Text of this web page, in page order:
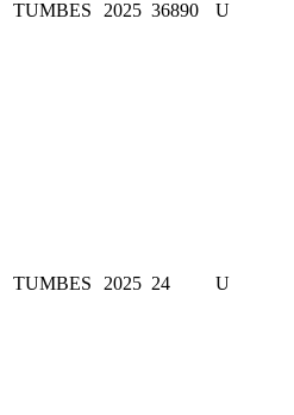
TUMBES 2025 36890 U
TUMBES 2025 24 U